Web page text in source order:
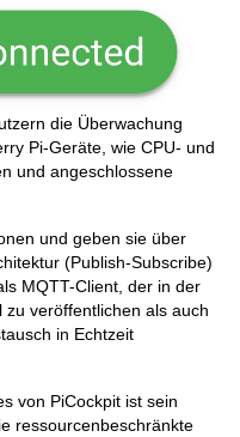
die Überwachung
Pi-Geräte, wie CPU- und
und angeschlossene
und geben sie über
(Publish-Subscribe)
MQTT-Client, der in der
veröffentlichen als auch
in Echtzeit
von PiCockpit ist sein
ressourcenbeschränkte